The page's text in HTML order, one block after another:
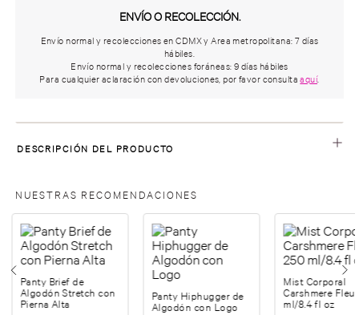
ENVÍO O RECOLECCIÓN.
Envío normal y recolecciones en CDMX y Area metropolitana: 7 días
hábiles.
Envío normal y recolecciones foráneas: 9 días hábiles
Para cualquier aclaración con devoluciones, por favor consultaaquí.
DESCRIPCIÓN DEL PRODUCTO
NUESTRAS RECOMENDACIONES
Panty Brief de
Algodón Stretch con
Pierna Alta
Panty Hiphugger de
Algodón con Logo
Mist Corporal
Carshmere
ml/8.4 fl oz